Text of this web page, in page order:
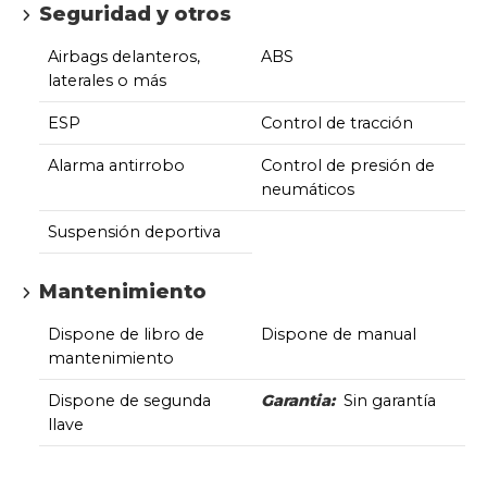
Seguridad y otros
Airbags delanteros,
laterales o más
ABS
ESP Control de tracción
Alarma antirrobo
Control de presión de
neumáticos
Suspensión deportiva
Mantenimiento
Dispone de libro de
mantenimiento
Dispone de manual
Dispone de segunda
llave
Garantia: Sin garantía